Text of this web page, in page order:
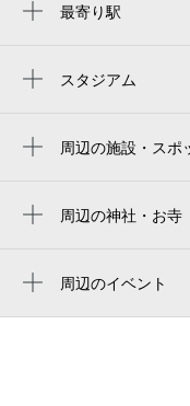
最寄り駅
自衛隊前駅スタジアム
周辺の施設・スポ
札幌市立真駒内公園小学
makomanai sekisui heim
周辺の神社・お寺
周辺のイベント